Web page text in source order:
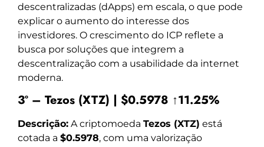
descentralizadas (dApps) em escala, o que pode
explicar o aumento do interesse dos
investidores. O crescimento do ICP reflete a
busca por soluções que integrem a
descentralização com a usabilidade da internet
moderna.
3º – Tezos (XTZ) | $0.5978 ↑11.25%
Descrição: A criptomoeda Tezos (XTZ) está
cotada a $0.5978, com uma valorização